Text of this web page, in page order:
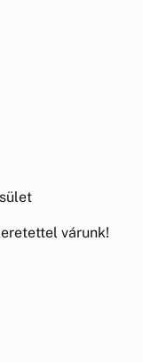
várunk!